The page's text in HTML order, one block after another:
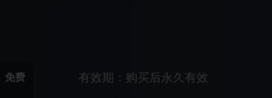
免费 有效期：购买后永久有效